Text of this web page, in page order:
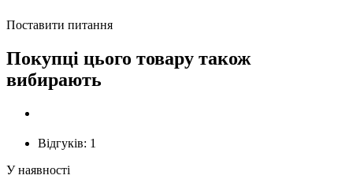
Поставити питання
Покупці цього товару також
вибирають
Відгуків: 1